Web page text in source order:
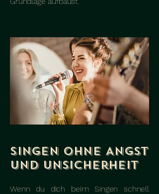
Singen ohne Angst
und Unsicherheit
Wenn du dich beim Singen schnell